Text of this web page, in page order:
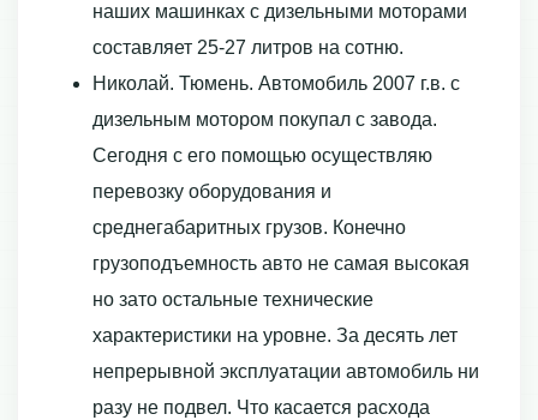
наших машинках с дизельными моторами
составляет 25-27 литров на сотню.
Николай. Тюмень. Автомобиль 2007 г.в. с
дизельным мотором покупал с завода.
Сегодня с его помощью осуществляю
перевозку оборудования и
среднегабаритных грузов. Конечно
грузоподъемность авто не самая высокая
но зато остальные технические
характеристики на уровне. За десять лет
непрерывной эксплуатации автомобиль ни
разу не подвел. Что касается расхода